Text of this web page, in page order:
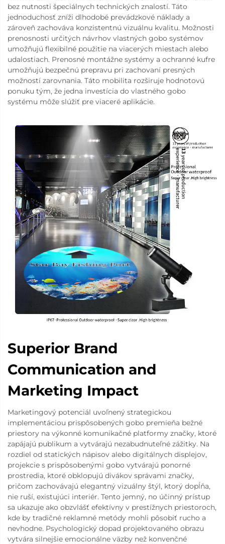
bez nutnosti špeciálnych technických znalostí. Táto
jednoduchosť zníži dlhodobé prevádzkové náklady a
zároveň zachováva konzistentnú vizuálnu kvalitu. Možnosti
prenosnosti určitých návrhov vlastných gobo systémov
umožňujú flexibilné použitie na viacerých miestach alebo
udalostiach. Prenosné montážne systémy a ochranné kufre
umožňujú bezpečnú prepravu pri zachovaní presných
možností zarovnania. Táto mobilita rozširuje hodnotovú
ponuku tým, že jedna investícia do vlastného gobo
systému môže slúžiť pre viaceré aplikácie.
Superior Brand
Communication and
Marketing Impact
Marketingový potenciál uvoľnený strategickou
implementáciou prispôsobených gobo premieňa bežné
priestory na výkonné komunikačné platformy značky, ktoré
zapájajú publikum a vytvárajú nezabudnuteľné zážitky. Na
rozdiel od statických nápisov alebo digitálnych displejov,
projekcie s prispôsobenými gobo vytvárajú ponorné
prostredia, ktoré obklopujú divákov správami značky,
pričom zachovávajú elegantný vizuálny štýl, ktorý dopĺňa,
nie ruší, existujúci interiér. Tento jemný, no účinný prístup
sa ukazuje ako obzvlášť efektívny v prestížnych priestoroch,
kde by tradičné reklamné metódy mohli pôsobiť rucho a
nevhodne. Psychologický dopad projektovaného obrazu
vytvára silnejšie emocionálne väzby než konvenčné